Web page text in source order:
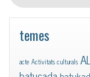
temes
acte Activitats culturals